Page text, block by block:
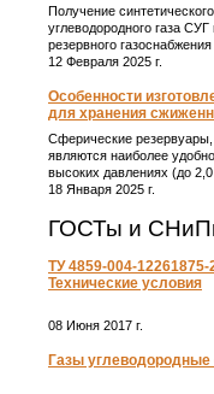
Получение
углеводородного газа
резервного
12 Февраля 2025 г.
Особенности
для хранения
Сферические
являются наиболее
высоких давлениях (до
18 Января 2025 г.
ГОСТы и
ТУ 4859-004-
Технические условия
08 Июня 2017 г.
Газы